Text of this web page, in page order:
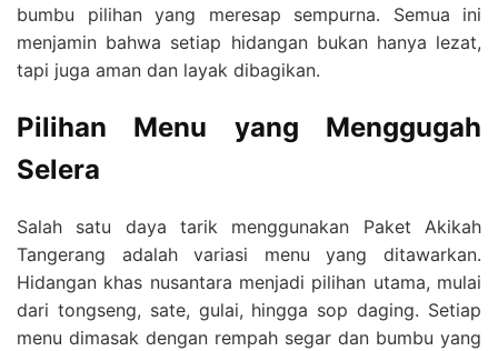
bumbu pilihan yang meresap sempurna. Semua ini
menjamin bahwa setiap hidangan bukan hanya lezat,
tapi juga aman dan layak dibagikan.
Pilihan Menu yang Menggugah
Selera
Salah satu daya tarik menggunakan Paket Akikah
Tangerang adalah variasi menu yang ditawarkan.
Hidangan khas nusantara menjadi pilihan utama, mulai
dari tongseng, sate, gulai, hingga sop daging. Setiap
menu dimasak dengan rempah segar dan bumbu yang